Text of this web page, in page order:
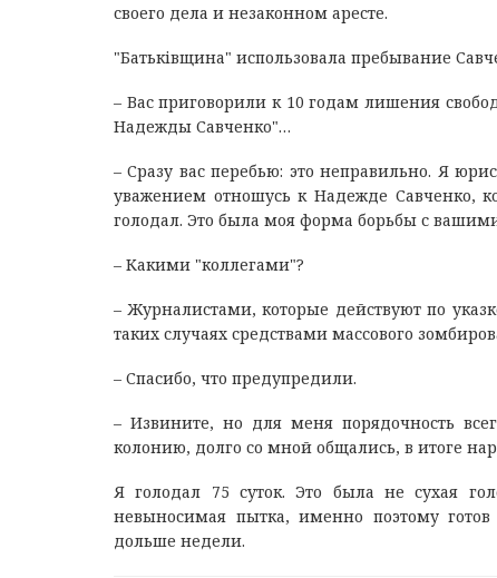
своего дела и незаконном аресте.
"Батьківщина" использовала пребывание
– Вас приговорили к 10 годам лишения
Надежды Савченко"…
– Сразу вас перебью: это неправильно. Я
уважением отношусь к Надежде Савченко,
голодал. Это была моя форма борьбы с
– Какими "коллегами"?
– Журналистами, которые действуют по
таких случаях средствами массового
– Спасибо, что предупредили.
– Извините, но для меня порядочность
колонию, долго со мной общались, в итоге
Я голодал 75 суток. Это была не сухая
невыносимая пытка, именно поэтому
дольше недели.